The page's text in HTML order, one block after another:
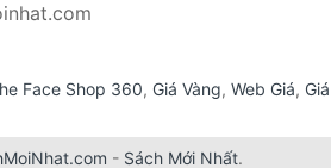
Face Shop 360, Giá Vàng, Web Giá, Giá
- Sách Mới Nhất.